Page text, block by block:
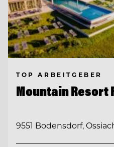
TOP ARBEITGEBER
Mountain Resort
9551 Bodensdorf,